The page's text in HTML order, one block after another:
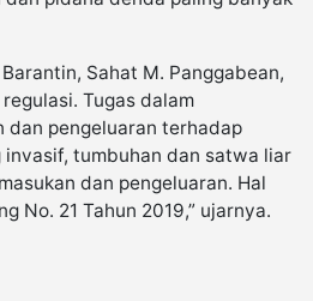
Sahat M. Panggabean,
Tugas dalam
dan pengeluaran terhadap
invasif, tumbuhan dan satwa liar
dan pengeluaran. Hal
No. 21 Tahun 2019,” ujarnya.